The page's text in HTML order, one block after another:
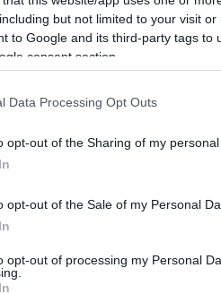
but not limited to your visit
to Google and its third-party tags to
consent section.
Data Processing Opt Outs
opt-out of the Sharing of my personal
opt-out of the Sale of my Personal
opt-out of processing my Personal